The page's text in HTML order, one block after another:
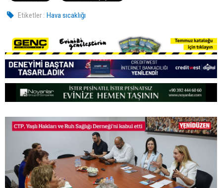
Etiketler : Hava sıcaklığı